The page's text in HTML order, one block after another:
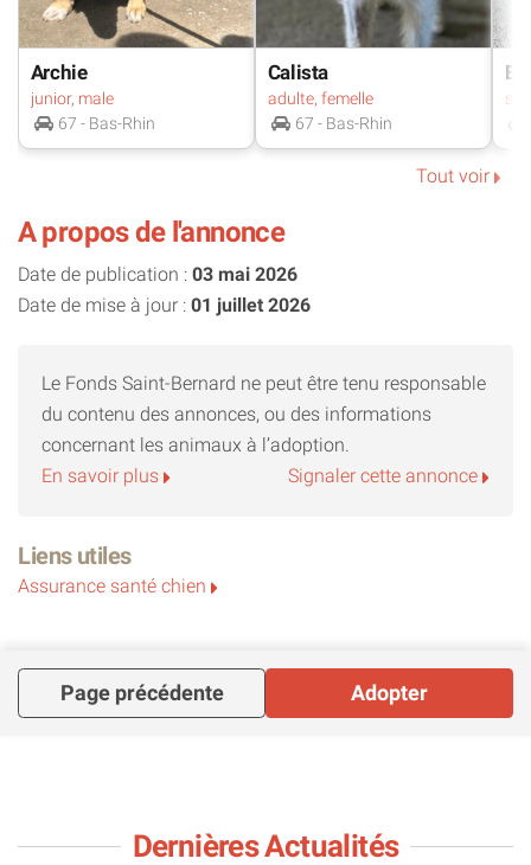
Nous ne connaissons pas son papa, ce qui signifie que
nous ne pouvons pas prédire précisément sa taille adulte.
De plus, ayant été abandonnée, des traumatismes peuvent
être présents, même s’ils ne sont pas visibles pour l’instant.
Son futur adoptant devra être bienveillant et patient, prêt à
lui offrir un environnement rassurant où elle pourra évoluer
Les chiens venant de Roumanie sont à venir chercher dans
le secteur Alsace, aux alentours de Strasbourg.
N’hésitez pas à nous contacter si vous avez la moindre
Archie
junior, male
67 - Bas-Rhin
Calista
adulte, femelle
67 - Bas-Rhin
Tout voir
A propos de l'annonce
Date de publication : 03 mai 2026
Date de mise à jour : 01 juillet 2026
Le Fonds Saint-Bernard ne peut être tenu responsable
du contenu des annonces, ou des informations
concernant les animaux à l’adoption.
En savoir plus
Signaler cette annonce
Liens utiles
Assurance santé chien
Page précédente Adopter
Dernières Actualités